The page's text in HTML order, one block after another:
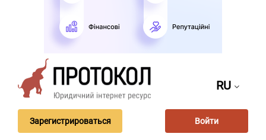
RU
Зарегистрироваться Войти